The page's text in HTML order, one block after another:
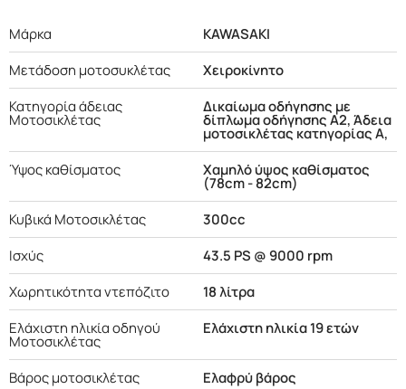
Μάρκα
KAWASAKI
Μετάδοση μοτοσυκλέτας
Χειροκίνητο
Κατηγορία άδειας
Μοτοσικλέτας
Δικαίωμα οδήγησης με
δίπλωμα οδήγησης Α2, Άδεια
μοτοσικλέτας κατηγορίας Α,
Ύψος καθίσματος
Χαμηλό ύψος καθίσματος
(78cm - 82cm)
Κυβικά Μοτοσικλέτας
300cc
Ισχύς
43.5 PS @ 9000 rpm
Χωρητικότητα ντεπόζιτο
18 λίτρα
Ελάχιστη ηλικία οδηγού
Μοτοσικλέτας
Ελάχιστη ηλικία 19 ετών
Βάρος μοτοσικλέτας
Ελαφρύ βάρος